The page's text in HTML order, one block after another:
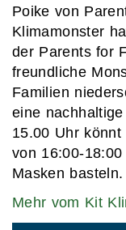
Poike von
Klimamonster
der Parents for
freundliche
Familien
eine
15.00 Uhr
von 16:00-
Masken basteln.
Mehr vom Kit